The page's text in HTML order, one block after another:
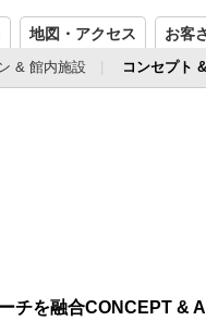
地図・アクセス お客
& 館内施設 コンセプト
チを融合CONCEPT &